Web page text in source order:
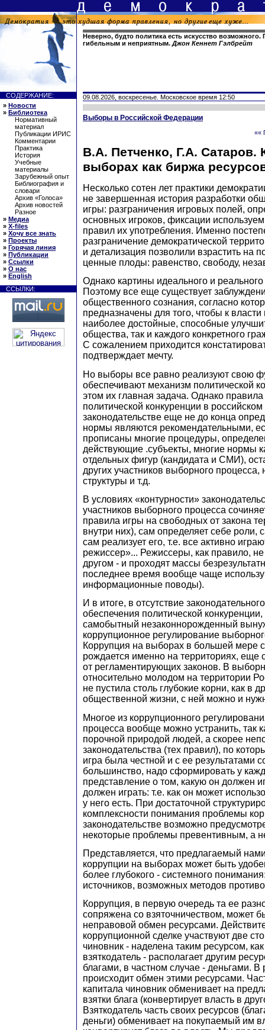
Неверно, будто политика есть искусство
гибельным и неприятным. Джон Кеннет Гэлбрейт
СОДЕРЖАНИЕ:
» Новости
» Библиотека
Нормативный
материал
Публикации ИРИС
Комментарии
Практика
История
Учебные
материалы
Зарубежный опыт
Библиография и
словари
Архив «Голоса»
Архив новостей
Разное
» Медиа
» X-files
» Хочу все знать
» Проекты
» Горячая линия
» Публикации
» Ссылки
» О нас
» English
ССЫЛКИ:
09.08.2026, воскресенье. Московское время 12:50
Выборы в Российской Федерации
««
В.А. Петченко, Г.А. Сатаров.
выборах как биржа
Несколько сотен лет практики
не завершенная история разработки
игры: разграничения игровых полей,
основных игроков, фиксации
правил их употребления. Именно
разграничение демократической
и детализация позволили взрастить на
ценные плоды: равенство, свободу,
Однако картины идеального и
Поэтому все еще существует
общественного сознания, согласно
предназначены для того, чтобы к
наиболее достойные, способные
общества, так и каждого конкретного
С сожалением приходится
подтверждает мечту.
Но выборы все равно реализуют свою
обеспечивают механизм политической
этом их главная задача. Однако
политической конкуренции в
законодательстве еще не до конца
нормы являются рекомендательными,
прописаны многие процедуры,
действующие .субъекты, многие нормы
отдельных фигур (кандидата и СМИ),
других участников выборного
структуры и т.д.
В условиях «контурности»
участников выборного процесса
правила игры на свободных от закона
внутри них), сам определяет себе роли,
сам реализует его, т.е. все активно
режиссер»... Режиссеры, как правило, не
другом - и проходят массы
последнее время вообще чаще
информационные поводы).
И в итоге, в отсутствие
обеспечения политической
самобытный незаконнорожденный
коррупционное регулирование
Коррупция на выборах в большей мере
рождается именно на территориях, еще
от регламентирующих законов. В
относительно молодом на территории
не пустила столь глубокие корни, как в
общественной жизни, с ней можно и
Многое из коррупционного
процесса вообще можно устранить, так
порочной природой людей, а скорее
законодательства (тех правил), по
игра была честной и с ее результатами
большинство, надо сформировать у
представление о том, какую он должен
должен играть: т.е. как он может
у него есть. При достаточной
комплексности понимания проблемы
законодательстве возможно
некоторые проблемы превентивным, а
Представляется, что предлагаемый
коррупции на выборах может быть
более глубокого - системного
источников, возможных методов
Коррупция, в первую очередь та ее
сопряжена со взяточничеством, может
неправовой обмен ресурсами.
коррупционной сделке участвуют две
чиновник - наделена таким ресурсом,
взяткодатель - располагает другим
благами, в частном случае - деньгами. В
происходит обмен этими ресурсами.
капитала чиновник обменивает на
взятки блага (конвертирует власть в
Взяткодатель часть своих ресурсов
деньги) обменивает на покупаемый им